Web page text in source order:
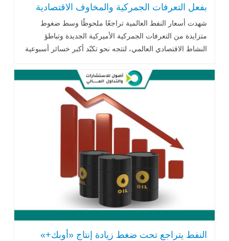
بفعل التعرفات الجمركية والمخاوف الاقتصادية
شهدت أسعار النفط العالمية تراجعًا ملحوظًا وسط ضغوط
متزايدة من التعرفات الجمركية الأميركية الجديدة وتباطؤ
النشاط الاقتصادي العالمي، لتتجه نحو تكبّد أكبر خسائر أسبوعية
النفط يتراجع تحت ضغط زيادة إنتاج «أوبك+»